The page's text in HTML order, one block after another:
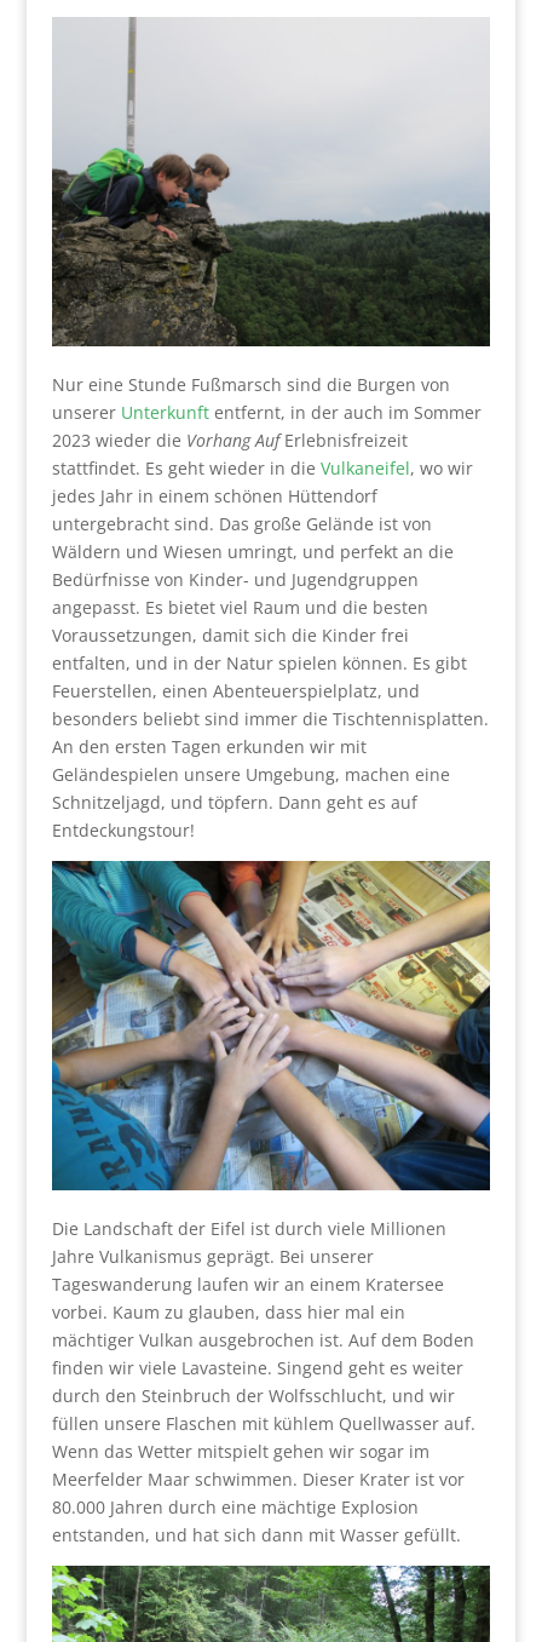
Nur eine Stunde Fußmarsch sind die Burgen von
unserer Unterkunftentfernt, in der auch im Sommer
2023 wieder die Vorhang AufErlebnisfreizeit
stattfindet. Es geht wieder in die Vulkaneifel, wo wir
jedes Jahr in einem schönen Hüttendorf
untergebracht sind. Das große Gelände ist von
Wäldern und Wiesen umringt, und perfekt an die
Bedürfnisse von Kinder- und Jugendgruppen
angepasst. Es bietet viel Raum und die besten
Voraussetzungen, damit sich die Kinder frei
entfalten, und in der Natur spielen können. Es gibt
Feuerstellen, einen Abenteuerspielplatz, und
besonders beliebt sind immer die Tischtennisplatten.
An den ersten Tagen erkunden wir mit
Geländespielen unsere Umgebung, machen eine
Schnitzeljagd, und töpfern. Dann geht es auf
Entdeckungstour!
Die Landschaft der Eifel ist durch viele Millionen
Jahre Vulkanismus geprägt. Bei unserer
Tageswanderung laufen wir an einem Kratersee
vorbei. Kaum zu glauben, dass hier mal ein
mächtiger Vulkan ausgebrochen ist. Auf dem Boden
finden wir viele Lavasteine. Singend geht es weiter
durch den Steinbruch der Wolfsschlucht, und wir
füllen unsere Flaschen mit kühlem Quellwasser auf.
Wenn das Wetter mitspielt gehen wir sogar im
Meerfelder Maar schwimmen. Dieser Krater ist vor
80.000 Jahren durch eine mächtige Explosion
entstanden, und hat sich dann mit Wasser gefüllt.